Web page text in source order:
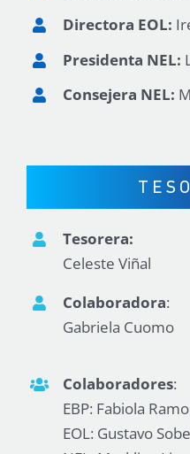
Directora EOL:
Presidenta NEL:
Consejera NEL:
Tesorera:
Celeste Viñal
Colaboradora:
Gabriela Cuomo
Colaboradores:
EBP: Fabiola
EOL: Gustavo